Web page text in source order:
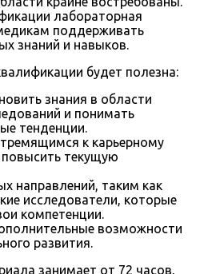
лабораторная
поддерживать
знаний и навыков.
будет полезна:
знания в области
и понимать
тенденции.
к карьерному
текущую
направлений, таким как
исследователи, которые
компетенции.
возможности
развития.
занимает от 72 часов,